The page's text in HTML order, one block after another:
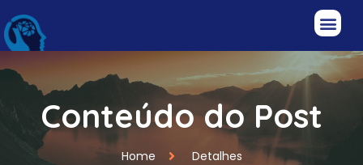
Conteúdo do Post
Home Detalhes